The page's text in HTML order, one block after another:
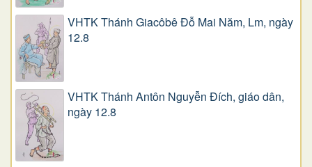
VHTK Thánh Giacôbê Ðỗ Mai Năm, Lm, ngày
12.8
VHTK Thánh Antôn Nguyễn Ðích, giáo dân,
ngày 12.8